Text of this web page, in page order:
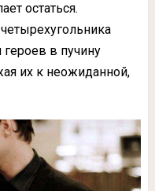
остаться.
героев в пучину
их к неожиданной,